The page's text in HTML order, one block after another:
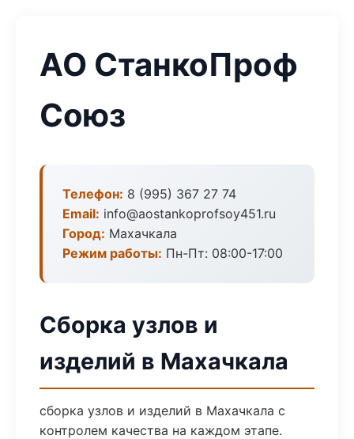
АО СтанкоПроф
Союз
Телефон: 8 (995) 367 27 74
Email: info@aostankoprofsoy451.ru
Город: Махачкала
Режим работы: Пн-Пт: 08:00-17:00
Сборка узлов и
изделий в Махачкала
сборка узлов и изделий в Махачкала с
контролем качества на каждом этапе.